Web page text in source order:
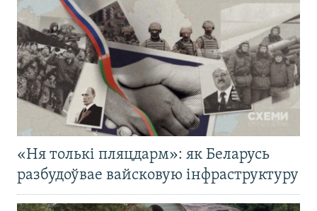
«Ня толькі пляцдарм»: як Беларусь
разбудоўвае вайсковую інфраструктуру